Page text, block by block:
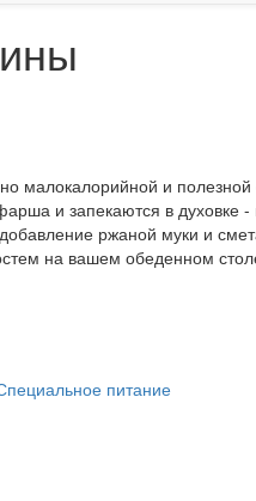
малокалорийной и
и запекаются в
ржаной муки и
на вашем обеденном
питание